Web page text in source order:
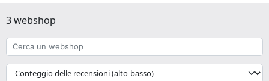
3 webshop
Cerca
un
webshop
{{